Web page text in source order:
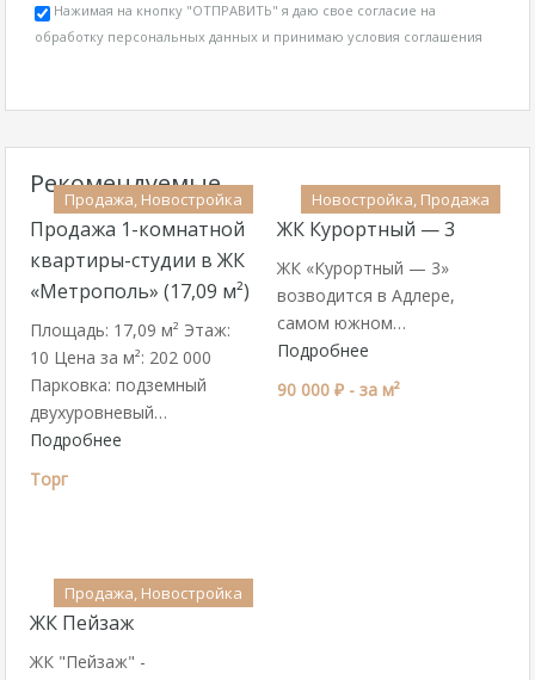
Нажимая на кнопку "ОТПРАВИТЬ" я даю свое согласие на
обработку персональных данных и принимаю условия соглашения
Рекомендуемые
Продажа, Новостройка
Продажа 1-комнатной
квартиры-студии в ЖК
«Метрополь» (17,09 м²)
Площадь: 17,09 м² Этаж:
10 Цена за м²: 202 000
Парковка: подземный
двухуровневый…
Подробнее
Торг
Новостройка, Продажа
ЖК Курортный — 3
ЖК «Курортный — 3»
возводится в Адлере,
самом южном…
Подробнее
90 000 ₽ - за м²
Продажа, Новостройка
ЖК Пейзаж
ЖК "Пейзаж" -